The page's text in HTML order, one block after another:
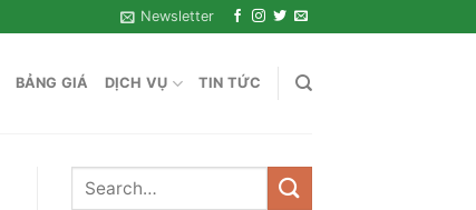
Newsletter
BẢNG GIÁ DỊCH VỤ TIN TỨC